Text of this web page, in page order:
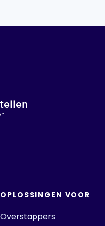
OPLOSSINGEN VOOR
Overstappers